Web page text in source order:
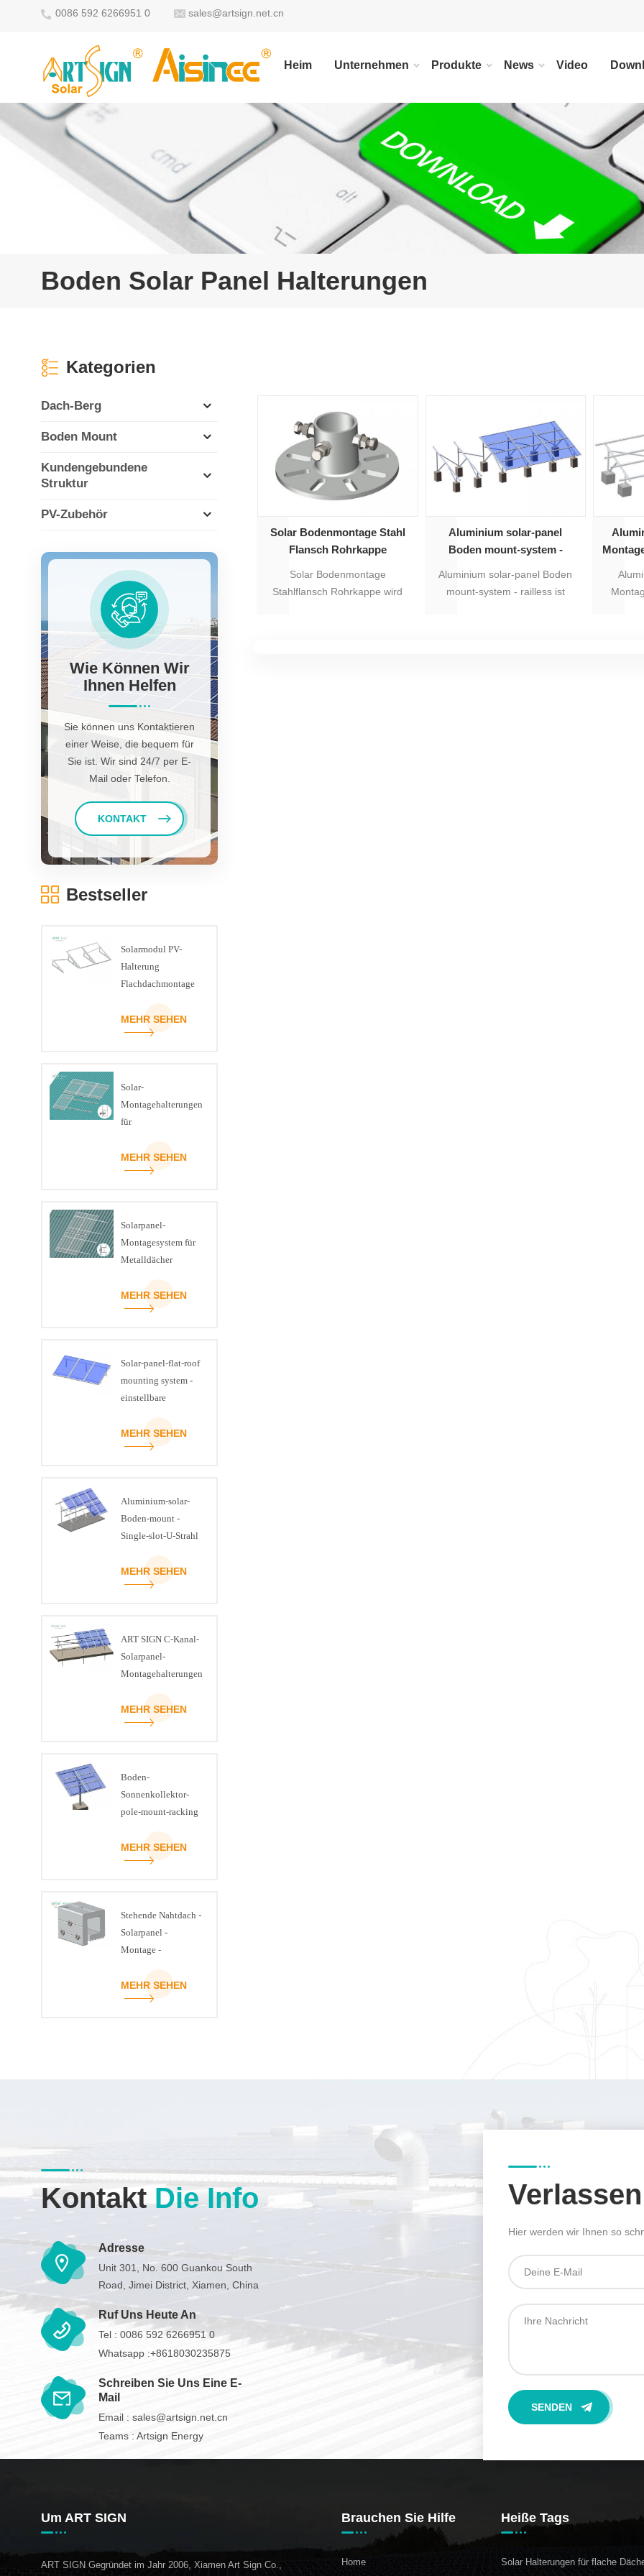
0086 592 6266951 0 sales@artsign.net.cn
Heim Unternehmen Produkte News Video
Boden Solar Panel Halterungen
Solar Bodenmontage Stahl
Flansch Rohrkappe
Solar Bodenmontage
Stahlflansch Rohrkappe wird
Aluminium solar-panel
Boden mount-system -
Aluminium solar-panel Boden
mount-system - railless ist
Kategorien
Dach-Berg
Boden Mount
Kundengebundene
Struktur
PV-Zubehör
Wie Können Wir
Ihnen Helfen
Sie können uns Kontaktieren
einer Weise, die bequem für
Sie ist. Wir sind 24/7 per E-
Mail oder Telefon.
KONTAKT
Bestseller
Solarmodul PV-
Halterung
Flachdachmontage
Kit
MEHR SEHEN
Solar-
Montagehalterungen
für
MEHR SEHEN
Solarpanel-
Montagesystem für
Metalldächer
MEHR SEHEN
Solar-panel-flat-roof
mounting system -
einstellbare
MEHR SEHEN
Aluminium-solar-
Boden-mount -
Single-slot-U-Strahl
MEHR SEHEN
ART SIGN C-Kanal-
Solarpanel-
Montagehalterungen
Boden
MEHR SEHEN
Boden-
Sonnenkollektor-
pole-mount-racking
MEHR SEHEN
Stehende Nahtdach -
Solarpanel -
Montage -
MEHR SEHEN
KontaktDie Info
Adresse
Unit 301, No. 600 Guankou South
Road, Jimei District, Xiamen, China
Ruf Uns Heute An
Tel : 0086 592 6266951 0
Whatsapp :+8618030235875
Schreiben Sie Uns Eine E-
Mail
Email : sales@artsign.net.cn
Teams : Artsign Energy
Verlassen
Hier werden wir Ihnen so
Um ART SIGN
ART SIGN Gegründet im Jahr 2006, Xiamen Art Sign Co.,
Brauchen Sie Hilfe
Home
Heiße Tags
Solar Halterungen für flache